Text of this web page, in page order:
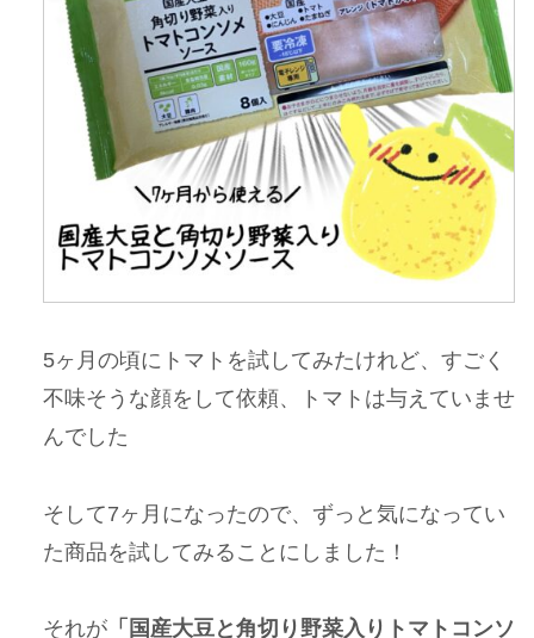
5ヶ月の頃にトマトを試してみたけれど、すごく
不味そうな顔をして依頼、トマトは与えていませ
んでした
そして7ヶ月になったので、ずっと気になってい
た商品を試してみることにしました！
それが 「国産大豆と角切り野菜入りトマトコンソ